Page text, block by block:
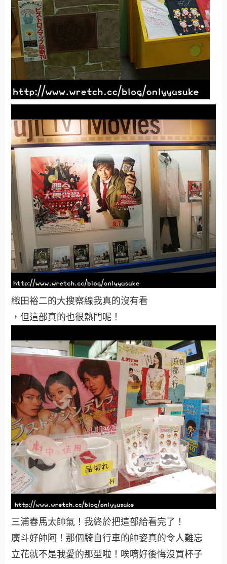
織田裕二的大搜察線我真的沒有看
，但這部真的也很熱門呢！
三浦春馬太帥氣！我終於把這部給看完了！
廣斗好帥阿！那個騎自行車的帥姿真的令人難忘
立花就不是我愛的那型啦！唉唷好後悔沒買杯子